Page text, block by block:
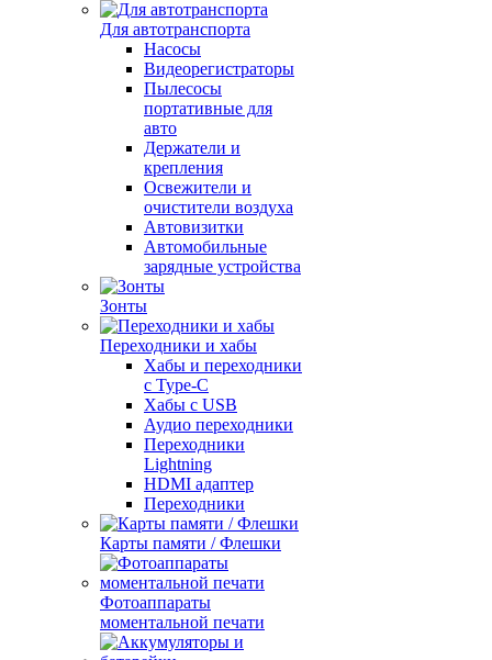
Для автотранспорта
Насосы
Видеорегистраторы
Пылесосы
портативные для
авто
Держатели и
крепления
Освежители и
очистители воздуха
Автовизитки
Автомобильные
зарядные устройства
Зонты
Переходники и хабы
Хабы и переходники
с Type-C
Хабы с USB
Аудио переходники
Переходники
Lightning
HDMI адаптер
Переходники
Карты памяти / Флешки
Фотоаппараты
моментальной печати